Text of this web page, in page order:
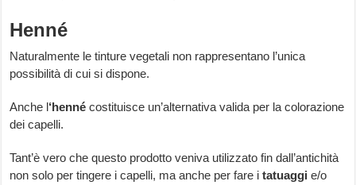
Henné
Naturalmente le tinture vegetali non rappresentano l’unica
possibilità di cui si dispone.
Anche l‘henné costituisce un’alternativa valida per la colorazione
dei capelli.
Tant’è vero che questo prodotto veniva utilizzato fin dall’antichità
non solo per tingere i capelli, ma anche per fare i tatuaggi e/o